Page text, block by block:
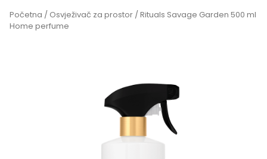
Početna / Osvježivač za prostor / Rituals Savage Garden 500 ml
Home perfume